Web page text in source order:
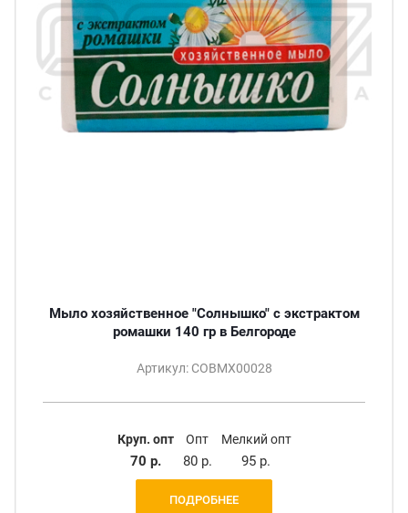
Мыло хозяйственное "Солнышко" с экстрактом
ромашки 140 гр в Белгороде
Артикул: СОВМХ00028
Круп. опт
70 р.
Опт
80 р.
Мелкий опт
95 р.
ПОДРОБНЕЕ